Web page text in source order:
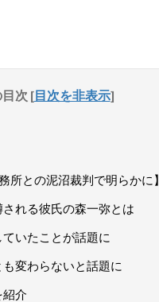
次 [目次を非表示]
との泥沼裁判で明らかに】
れる彼氏の森一弥とは
いたことが話題に
変わらないと話題に
介